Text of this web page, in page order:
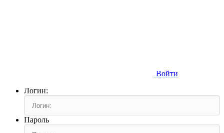
Войти
Логин:
Пароль